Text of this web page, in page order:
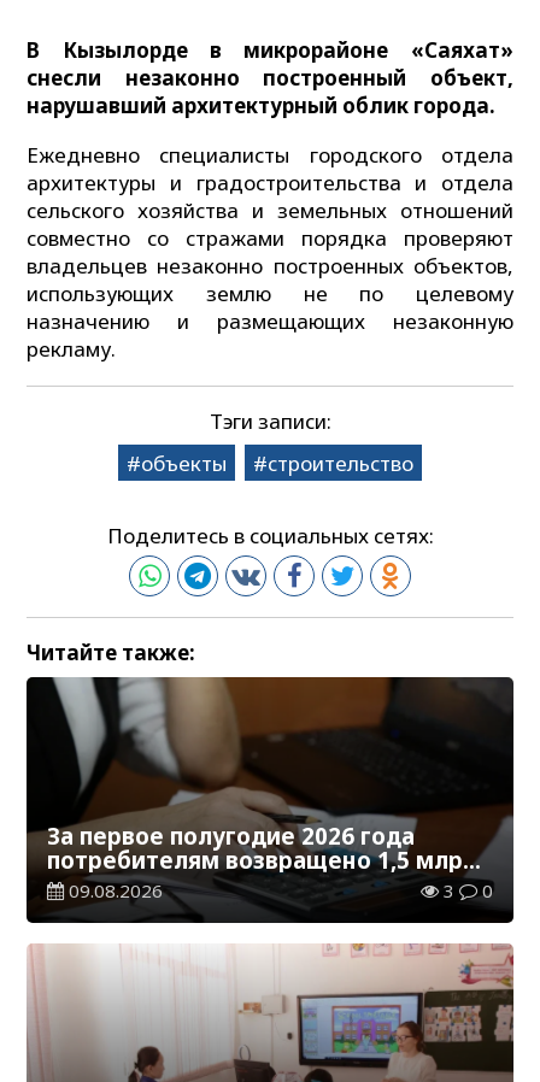
В Кызылорде в микрорайоне «Саяхат»
снесли незаконно построенный объект,
нарушавший архитектурный облик города.
Ежедневно специалисты городского отдела
архитектуры и градостроительства и отдела
сельского хозяйства и земельных отношений
совместно со стражами порядка проверяют
владельцев незаконно построенных объектов,
использующих землю не по целевому
назначению и размещающих незаконную
рекламу.
Тэги записи:
объекты
строительство
Поделитесь в социальных сетях:
Читайте также:
За первое полугодие 2026 года
потребителям возвращено 1,5 млрд
тенге
09.08.2026 3 0